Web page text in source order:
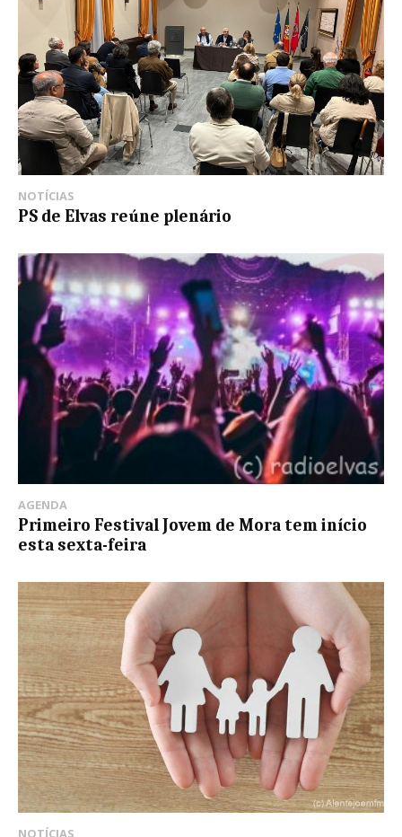
NOTÍCIAS
PS de Elvas reúne plenário
AGENDA
Primeiro Festival Jovem de Mora tem início
esta sexta-feira